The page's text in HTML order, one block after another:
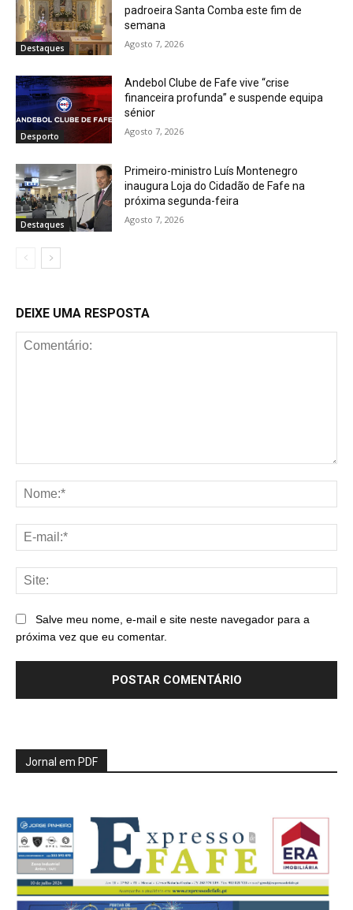
Destaques
padroeira Santa Comba este fim de
semana
Agosto 7, 2026
Desporto
Andebol Clube de Fafe vive “crise
financeira profunda” e suspende equipa
sénior
Agosto 7, 2026
Destaques
Primeiro-ministro Luís Montenegro
inaugura Loja do Cidadão de Fafe na
próxima segunda-feira
Agosto 7, 2026
DEIXE UMA RESPOSTA
Salve meu nome, e-mail e site neste navegador para a
próxima vez que eu comentar.
Jornal em PDF